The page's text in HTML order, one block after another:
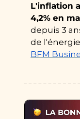
L'inflation
4,2% en
depuis 3
de
BFM